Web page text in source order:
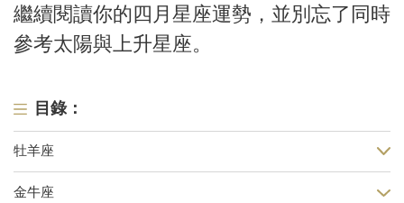
繼續閱讀你的四月星座運勢，並別忘了同時
參考太陽與上升星座。
目錄：
牡羊座
金牛座